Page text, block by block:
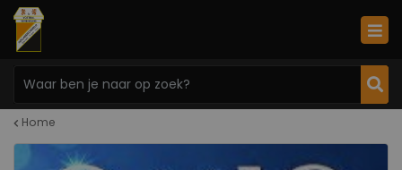
Home